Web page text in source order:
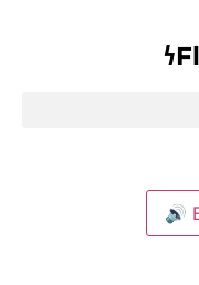
🔊